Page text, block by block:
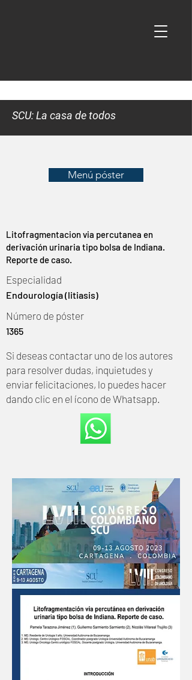
SCU: La casa de todos
Menú póster
Litofragmentacion via percutanea en
derivación urinaria tipo bolsa de Indiana.
Reporte de caso.
Especialidad
Endourología (litiasis)
Número de póster
1365
Si deseas contactar uno de los autores
para resolver dudas, inquietudes y
enviar felicitaciones, lo puedes hacer
dando clic en el ícono de Whatsapp.